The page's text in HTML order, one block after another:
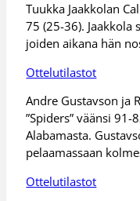
Tuukka Jaakkolan
75 (25-36). Jaakkola
joiden aikana hän
Ottelutilastot
Andre Gustavson ja
”Spiders” väänsi
Alabamasta.
pelaamassaan
Ottelutilastot